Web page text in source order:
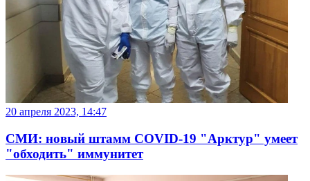
20 апреля 2023, 14:47
СМИ: новый штамм COVID-19 "Арктур" умеет
"обходить" иммунитет